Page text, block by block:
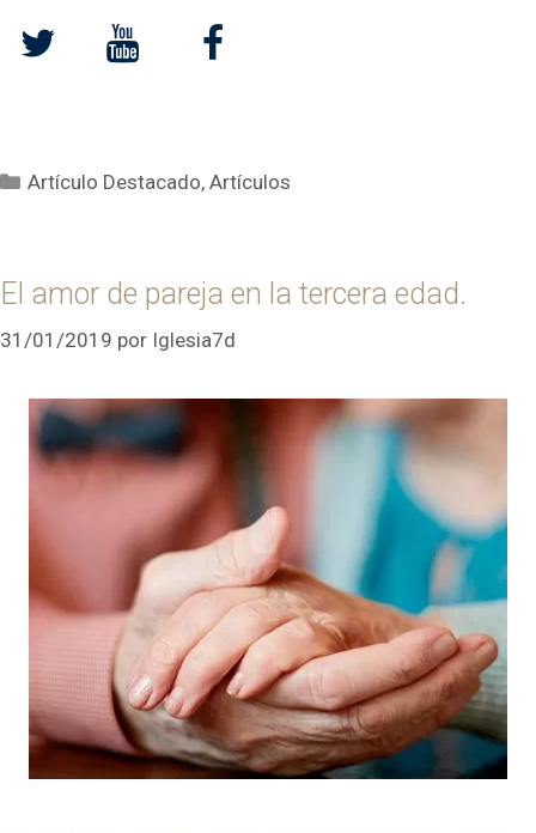
Categorías
Artículo Destacado,Artículos
El amor de pareja en la tercera edad.
31/01/2019 por Iglesia7d